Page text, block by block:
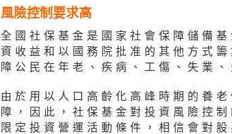
風險控制要求高
全國社保基金是國家社會保障儲備
資收益和以國務院批准的其他方式
障公民在年老、疾病、工傷、失業
由於用以人口高齡化高峰時期的養
障，因此，社保基金對投資風險控
限定投資營運活動條件，相信會對